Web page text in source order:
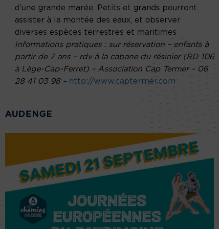
d’une grande marée. Petits et grands pourront
assister à la montée des eaux, et observer
diverses espèces terrestres et maritimes
Informations pratiques : sur réservation – enfants à
partir de 7 ans – rdv à la cabane du résinier (RD 106
à Lège-Cap-Ferret) – Association Cap Termer – 06
28 41 03 98 – http://www.captermer.com
AUDENGE